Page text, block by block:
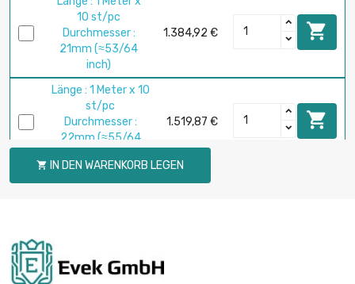
10 st/pc
Durchmesser :
21mm (≈53/64
inch)
1.384,92 € 
Länge : 1 Meter x 10
st/pc
Durchmesser :
22mm (≈55/64
1.519,87 € 
Länge : 1 Meter x 5
 IN DEN WARENKORB LEGEN